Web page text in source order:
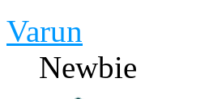
Varun
Newbie